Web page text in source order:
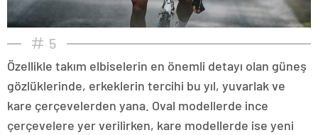
5
Özellikle takım elbiselerin en önemli detayı olan güneş
gözlüklerinde, erkeklerin tercihi bu yıl, yuvarlak ve
kare çerçevelerden yana. Oval modellerde ince
çerçevelere yer verilirken, kare modellerde ise yeni